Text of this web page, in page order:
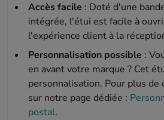
Accès facile : Doté d'une
intégrée, l'étui est facile à
l'expérience client à la
Personnalisation possible :
en avant votre marque ? Cet
personnalisation. Pour plus de
sur notre page dédiée :
postal.